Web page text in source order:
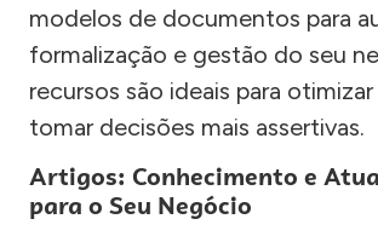
modelos de documentos para
formalização e gestão do seu
recursos são ideais para
tomar decisões mais assertivas.
Artigos: Conhecimento e
para o Seu Negócio